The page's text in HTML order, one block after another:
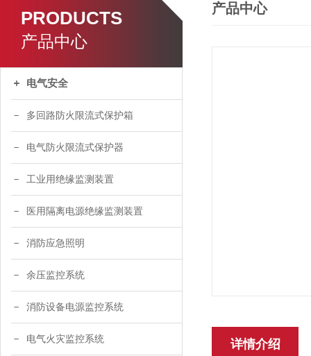
PRODUCTS
产品中心
电气安全
多回路防火限流式保护箱
电气防火限流式保护器
工业用绝缘监测装置
医用隔离电源绝缘监测装置
消防应急照明
余压监控系统
消防设备电源监控系统
电气火灾监控系统
产品中心
详情介绍